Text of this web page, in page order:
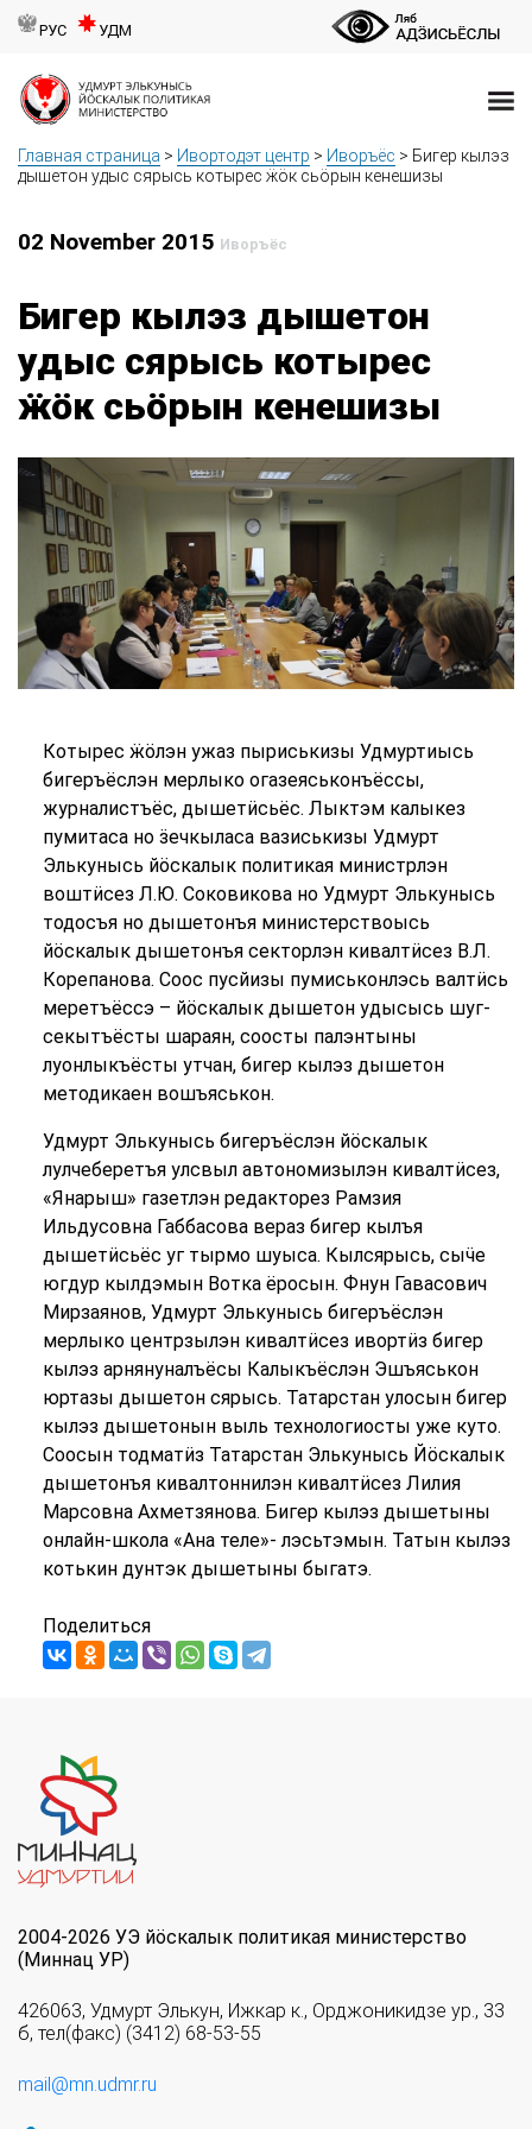
РУС УДМ
Главная страница > Ивортодэт центр > Иворъёс > Бигер кылэз
дышетон удыс сярысь котырес ӝӧк сьӧрын кенешизы
02 November 2015 Иворъёс
Бигер кылэз дышетон
удыс сярысь котырес
ӝӧк сьӧрын кенешизы
Котырес ӝӧлэн ужаз пыриськизы Удмуртиысь
бигеръёслэн мерлыко огазеяськонъёссы,
журналистъёс, дышетӥсьёс. Лыктэм калыкез
пумитаса но ӟечкыласа вазиськизы Удмурт
Элькунысь йӧскалык политикая министрлэн
воштӥсез Л.Ю. Соковикова но Удмурт Элькунысь
тодосъя но дышетонъя министерствоысь
йӧскалык дышетонъя секторлэн кивалтӥсез В.Л.
Корепанова. Соос пусйизы пумиськонлэсь валтӥсь
меретъёссэ – йӧскалык дышетон удысысь шуг-
секытъёсты шараян, соосты палэнтыны
луонлыкъёсты утчан, бигер кылэз дышетон
методикаен вошъяськон.
Удмурт Элькунысь бигеръёслэн йӧскалык
лулчеберетъя улсвыл автономизылэн кивалтӥсез,
«Янарыш» газетлэн редакторез Рамзия
Ильдусовна Габбасова вераз бигер кылъя
дышетӥсьёс уг тырмо шуыса. Кылсярысь, сыӵе
югдур кылдэмын Вотка ёросын. Фнун Гавасович
Мирзаянов, Удмурт Элькунысь бигеръёслэн
мерлыко центрзылэн кивалтӥсез ивортӥз бигер
кылэз арнянуналъёсы Калыкъёслэн Эшъяськон
юртазы дышетон сярысь. Татарстан улосын бигер
кылэз дышетонын выль технологиосты уже куто.
Соосын тодматӥз Татарстан Элькунысь Йӧскалык
дышетонъя кивалтоннилэн кивалтӥсез Лилия
Марсовна Ахметзянова. Бигер кылэз дышетыны
онлайн-школа «Ана теле»- лэсьтэмын. Татын кылэз
котькин дунтэк дышетыны быгатэ.
Поделиться
2004-2026 УЭ йöскалык политикая министерство
(Миннац УР)
426063, Удмурт Элькун, Ижкар к., Орджоникидзе ур., 33
б, тел(факс) (3412) 68-53-55
mail@mn.udmr.ru